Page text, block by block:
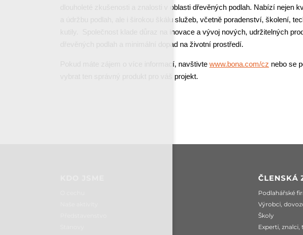
dlouholeté zkušenosti a znalosti v oblasti dřevěných podlah. Nabízí nejen
a údržbu podlah, ale i širokou škálu služeb, včetně poradenství, školení,
kutily. Společnost klade důraz na inovace a vývoj nových, udržitelných
dřevěných podlah a minimální dopad na životní prostředí.
Pokud máte zájem o více informací, navštivte www.bona.com/cz nebo se
vybrat ten správný produkt pro váš projekt.
ČLENSKÁ
Podlahářské
Výrobci,
Školy
Experti, znalci,